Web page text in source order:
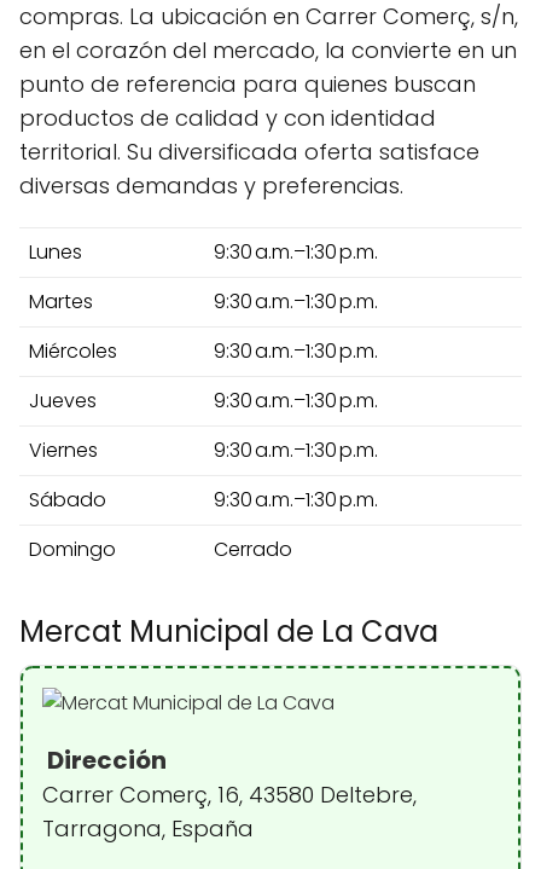
compras. La ubicación en Carrer Comerç, s/n,
en el corazón del mercado, la convierte en un
punto de referencia para quienes buscan
productos de calidad y con identidad
territorial. Su diversificada oferta satisface
diversas demandas y preferencias.
Lunes
9:30 a.m.–1:30 p.m.
Martes
9:30 a.m.–1:30 p.m.
Miércoles
9:30 a.m.–1:30 p.m.
Jueves
9:30 a.m.–1:30 p.m.
Viernes
9:30 a.m.–1:30 p.m.
Sábado
9:30 a.m.–1:30 p.m.
Domingo
Cerrado
Mercat Municipal de La Cava
Dirección
Carrer Comerç, 16, 43580 Deltebre,
Tarragona, España